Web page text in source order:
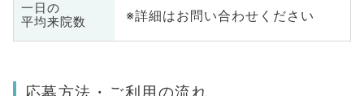
一日の
平均来院数
※詳細はお問い合わせください